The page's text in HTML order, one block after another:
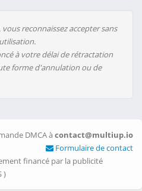
reconnaissez accepter sans
à votre délai de rétractation
forme d'annulation ou de
DMCA àcontact@multiup.io
Formulaire de contact
financé par la publicité
)